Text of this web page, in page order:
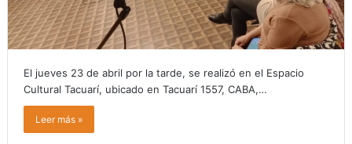
El jueves 23 de abril por la tarde, se realizó en el Espacio
Cultural Tacuarí, ubicado en Tacuarí 1557, CABA,…
Leer más »